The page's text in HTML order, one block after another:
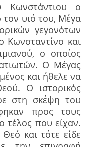
Κωνστάντιου ο
τον υιό του, Μέγα
γεγονότων
Κωνσταντίνο και
ο οποίος
Ο Μέγας
και ήθελε να
Ο ιστορικός
στη σκέψη του
προς τους
τέλος που είχαν.
και τότε είδε